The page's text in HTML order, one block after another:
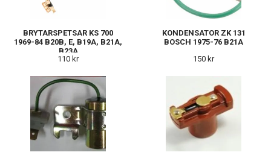
BRYTARSPETSAR KS 700
1969-84 B20B, E, B19A, B21A,
B23A
110 kr
KONDENSATOR ZK 131
BOSCH 1975-76 B21A
150 kr